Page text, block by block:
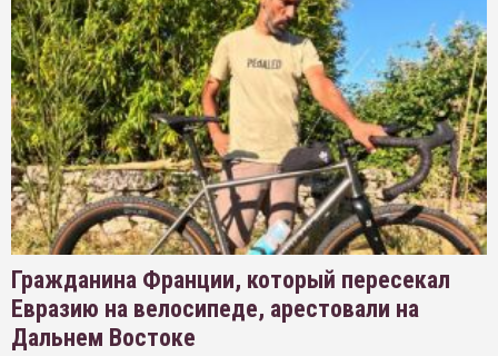
Гражданина Франции, который пересекал
Евразию на велосипеде, арестовали на
Дальнем Востоке